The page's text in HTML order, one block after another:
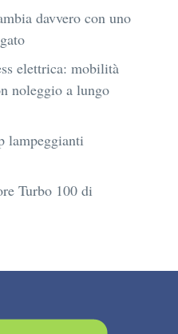
davvero con uno
elettrica: mobilità
noleggio a lungo
lampeggianti
Turbo 100 di